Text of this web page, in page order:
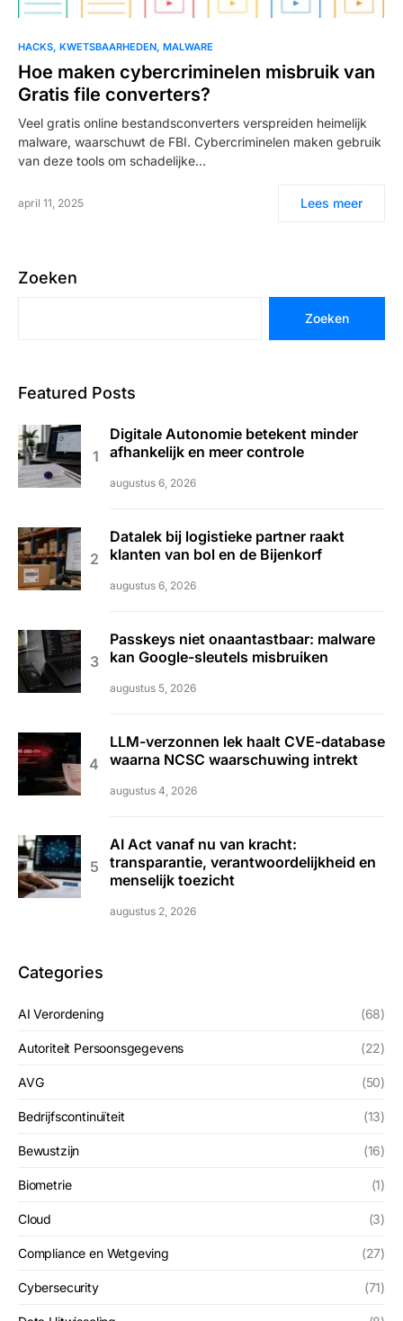
HACKS KWETSBAARHEDEN MALWARE
Hoe maken cybercriminelen misbruik van
Gratis file converters?
Veel gratis online bestandsconverters verspreiden heimelijk
malware, waarschuwt de FBI. Cybercriminelen maken gebruik
van deze tools om schadelijke…
april 11, 2025 Lees meer
Zoeken
Zoeken
Featured Posts
Digitale Autonomie betekent minder
afhankelijk en meer controle
augustus 6, 2026
Datalek bij logistieke partner raakt
klanten van bol en de Bijenkorf
augustus 6, 2026
Passkeys niet onaantastbaar: malware
kan Google-sleutels misbruiken
augustus 5, 2026
LLM-verzonnen lek haalt CVE-database
waarna NCSC waarschuwing intrekt
augustus 4, 2026
AI Act vanaf nu van kracht:
transparantie, verantwoordelijkheid en
menselijk toezicht
augustus 2, 2026
Categories
AI Verordening (68)
Autoriteit Persoonsgegevens (22)
AVG (50)
Bedrijfscontinuïteit (13)
Bewustzijn (16)
Biometrie (1)
Cloud (3)
Compliance en Wetgeving (27)
Cybersecurity (71)